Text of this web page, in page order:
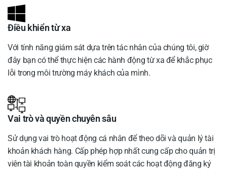
Điều khiển từ xa
Với tính năng giám sát dựa trên tác nhân của chúng tôi, giờ
đây bạn có thể thực hiện các hành động từ xa để khắc phục
lỗi trong môi trường máy khách của mình.
Vai trò và quyền chuyên sâu
Sử dụng vai trò hoạt động cá nhân để theo dõi và quản lý tài
khoản khách hàng. Cấp phép hợp nhất cung cấp cho quản trị
viên tài khoản toàn quyền kiểm soát các hoạt động đăng ký